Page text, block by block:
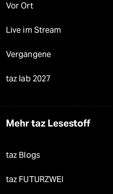
Vor Ort
Live im Stream
Vergangene
taz lab 2027
Mehr taz Lesestoff
taz Blogs
taz FUTURZWEI